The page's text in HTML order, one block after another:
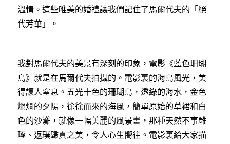
溫情。這些唯美的婚禮讓我們記住了馬爾代夫的「絕
代芳華」。
我對馬爾代夫的美景有深刻的印象，電影《藍色珊瑚
島》就是在馬爾代夫拍攝的。電影裏的海島風光，美
得讓人窒息。五光十色的珊瑚島，透綠的海水，金色
燦爛的夕陽，徐徐而來的海風，簡單原始的草裙和白
色的沙灘，就像一幅美麗的風景畫，那種天然不事雕
琢、返璞歸真之美，令人心生嚮往。電影裏給大家描